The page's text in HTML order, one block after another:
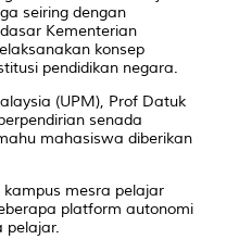
seiring dengan
Kementerian
konsep
pendidikan negara.
(UPM), Prof Datuk
senada
mahasiswa diberikan
mesra pelajar
platform autonomi
pelajar.